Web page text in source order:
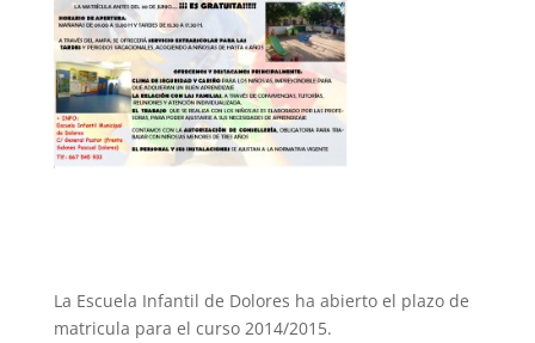
La Escuela Infantil de Dolores ha abierto el plazo de
matricula para el curso 2014/2015.